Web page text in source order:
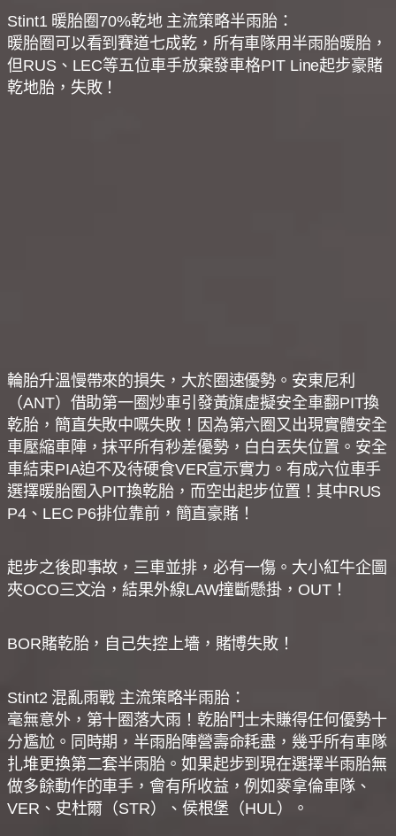
Stint1 暖胎圈70%乾地 主流策略半雨胎：
暖胎圈可以看到賽道七成乾，所有車隊用半雨胎暖胎，
但RUS、LEC等五位車手放棄發車格PIT Line起步豪賭
乾地胎，失敗！
輪胎升溫慢帶來的損失，大於圈速優勢。安東尼利
（ANT）借助第一圈炒車引發黃旗虛擬安全車翻PIT換
乾胎，簡直失敗中嘅失敗！因為第六圈又出現實體安全
車壓縮車陣，抹平所有秒差優勢，白白丟失位置。安全
車結束PIA迫不及待硬食VER宣示實力。有成六位車手
選擇暖胎圈入PIT換乾胎，而空出起步位置！其中RUS
P4、LEC P6排位靠前，簡直豪賭！
起步之後即事故，三車並排，必有一傷。大小紅牛企圖
夾OCO三文治，結果外線LAW撞斷懸掛，OUT！
BOR賭乾胎，自己失控上墻，賭博失敗！
Stint2 混亂雨戰 主流策略半雨胎：
毫無意外，第十圈落大雨！乾胎鬥士未賺得任何優勢十
分尷尬。同時期，半雨胎陣營壽命耗盡，幾乎所有車隊
扎堆更換第二套半雨胎。如果起步到現在選擇半雨胎無
做多餘動作的車手，會有所收益，例如麥拿倫車隊、
VER、史杜爾（STR）、侯根堡（HUL）。